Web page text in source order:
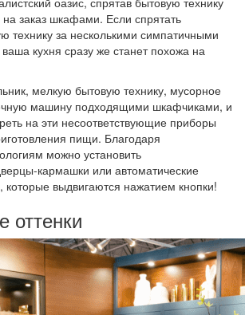
заказ шкафами. Если спрятать
технику за несколькими симпатичными
кухня сразу же станет похожа на
мелкую бытовую технику, мусорное
машину подходящими шкафчиками, и
на эти несоответствующие приборы
пищи. Благодаря
можно установить
кармашки или автоматические
выдвигаются нажатием кнопки!
оттенки